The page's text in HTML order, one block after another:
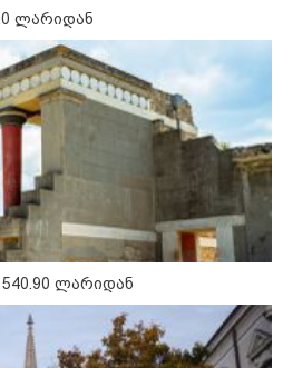
19:42 / 06-08-2026
"იმნაძემ მის მეგობრებს
ალექსანდრე გაბაშვილს და
გიორგი მალანიას უთხრა,
თითქოსდა მისი მასწავლებელი,
გიგა ავალიანი ზედმეტ
ყურადღებას იჩენდა მის
მიმართ, რითაც გაბაშვილი
წააქეზა" - პროკურატურა
19:33 / 06-08-2026
რა სასჯელი ემუქრება ნია
იმნაძეს? - პროკურატურამ მას
ბრალდება წარუდგინა
19:30 / 06-08-2026
ლარიდან
ლარიდან